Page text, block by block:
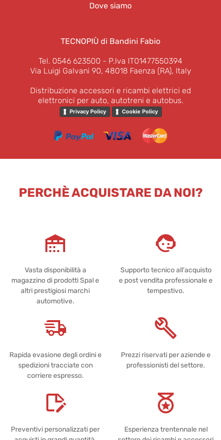
Dove siamo
TECNOPIÙ di Bandini Fabio
Tel. 0546 623500 - P.Iva IT01477550394
Via Luigi Galvani 90, 48018 Faenza (RA), Italy
Distribuzione accessori e ricambi elettrici ed
elettronici per auto, autotreni e autobus.
Privacy Policy Cookie Policy
PERCHÈ ACQUISTARE DA NOI?
Vasta disponibilità a
magazzino di prodotti Spal e
altri prestigiosi marchi
automotive.
Supporto tecnico all'acquisto
e post vendita professionale e
tempestivo.
Rapida evasione degli ordini e
spedizioni tracciate con
corriere espresso.
Prezzi riservati per aziende e
professionisti del settore.
Preventivi personalizzati per
Esperienza trentennale nel